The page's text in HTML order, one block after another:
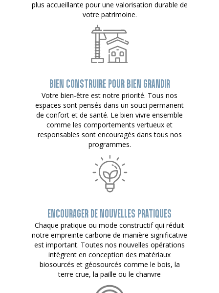
plus accueillante pour une valorisation durable de
votre patrimoine.
BIEN CONSTRUIRE POUR BIEN GRANDIR
Votre bien-être est notre priorité. Tous nos
espaces sont pensés dans un souci permanent
de confort et de santé. Le bien vivre ensemble
comme les comportements vertueux et
responsables sont encouragés dans tous nos
programmes.
ENCOURAGER DE NOUVELLES PRATIQUES
Chaque pratique ou mode constructif qui réduit
notre empreinte carbone de manière significative
est important. Toutes nos nouvelles opérations
intègrent en conception des matériaux
biosourcés et géosourcés comme le bois, la
terre crue, la paille ou le chanvre